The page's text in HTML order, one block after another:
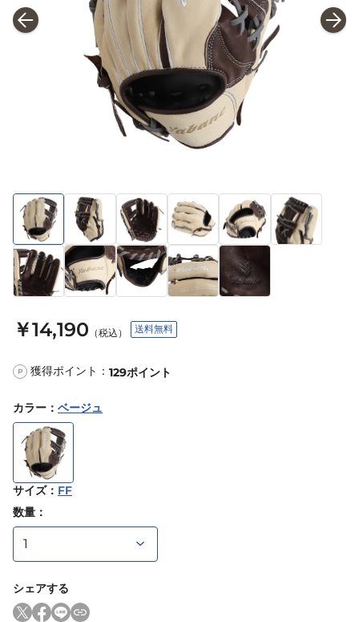
￥14,190 （税込） 送料無料
P 獲得ポイント： 129ポイント
カラー ： ベージュ
サイズ： FF
数量：
シェアする